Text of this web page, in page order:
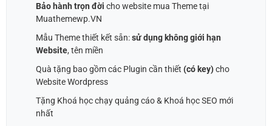
Bảo hành trọn đời cho website mua Theme tại
Muathemewp.VN
Mẫu Theme thiết kết sẵn:sử dụng không giới hạn
Website, tên miền
Quà tặng bao gồm các Plugin cần thiết (có key)cho
Website Wordpress
Tặng Khoá học chạy quảng cáo & Khoá học SEO mới
nhất